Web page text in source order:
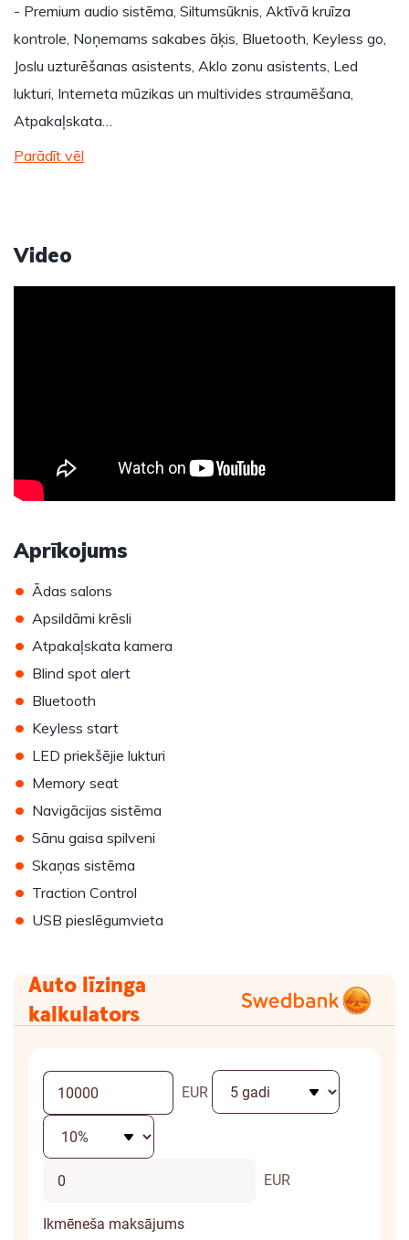
- Premium audio sistēma, Siltumsūknis, Aktīvā kruīza
kontrole, Noņemams sakabes āķis, Bluetooth, Keyless go,
Joslu uzturēšanas asistents, Aklo zonu asistents, Led
lukturi, Interneta mūzikas un multivides straumēšana,
Atpakaļskata…
Parādīt vēl
Video
Aprīkojums
• Ādas salons
• Apsildāmi krēsli
• Atpakaļskata kamera
• Blind spot alert
• Bluetooth
• Keyless start
• LED priekšējie lukturi
• Memory seat
• Navigācijas sistēma
• Sānu gaisa spilveni
• Skaņas sistēma
• Traction Control
• USB pieslēgumvieta